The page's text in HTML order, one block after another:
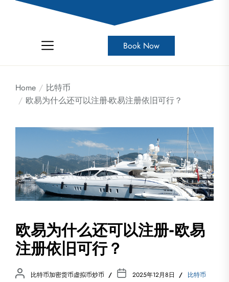
Book Now
Home
比特币
欧易为什么还可以注册-欧易注册依旧可行？
欧易为什么还可以注册-欧易
注册依旧可行？
比特币加密货币虚拟币炒币 2025年12月8日 比特币